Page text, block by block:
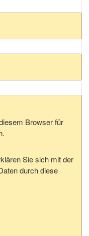
Browser für
Sie sich mit der
durch diese